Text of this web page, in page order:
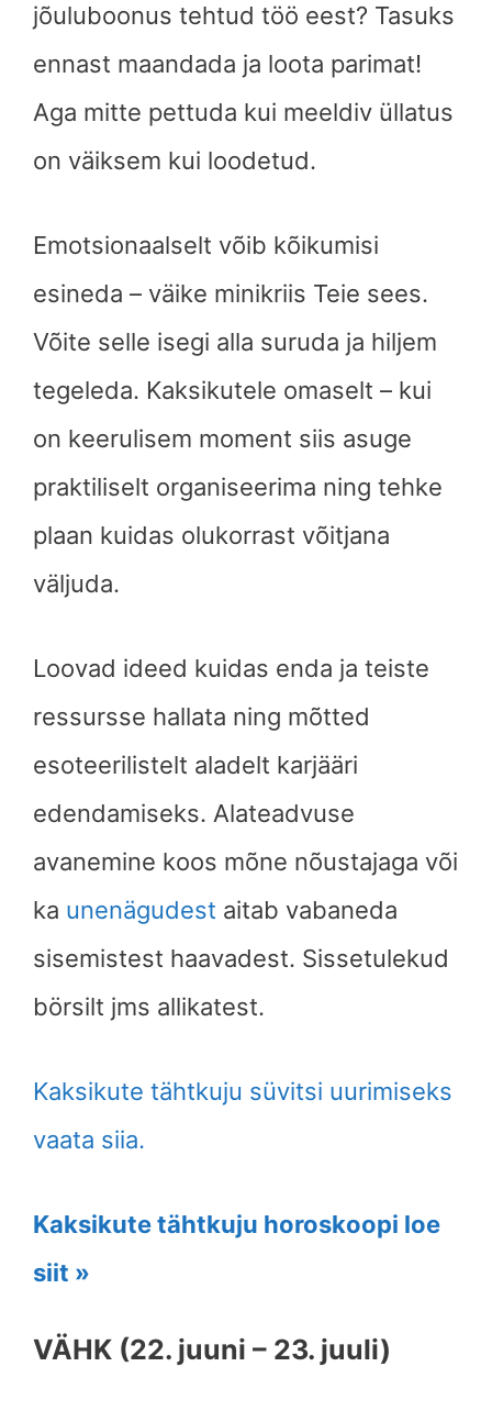
jõuluboonus tehtud töö eest? Tasuks
ennast maandada ja loota parimat!
Aga mitte pettuda kui meeldiv üllatus
on väiksem kui loodetud.
Emotsionaalselt võib kõikumisi
esineda – väike minikriis Teie sees.
Võite selle isegi alla suruda ja hiljem
tegeleda. Kaksikutele omaselt – kui
on keerulisem moment siis asuge
praktiliselt organiseerima ning tehke
plaan kuidas olukorrast võitjana
väljuda.
Loovad ideed kuidas enda ja teiste
ressursse hallata ning mõtted
esoteerilistelt aladelt karjääri
edendamiseks. Alateadvuse
avanemine koos mõne nõustajaga või
ka unenägudest aitab vabaneda
sisemistest haavadest. Sissetulekud
börsilt jms allikatest.
Kaksikute tähtkuju süvitsi uurimiseks
vaata siia.
Kaksikute tähtkuju horoskoopi loe
siit »
VÄHK (22. juuni – 23. juuli)